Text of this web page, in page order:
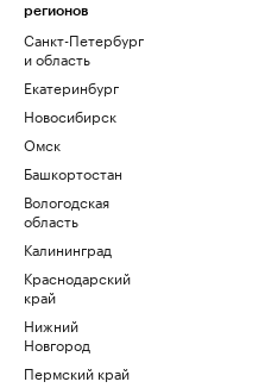
регионов
Санкт-Петербург
и область
Екатеринбург
Новосибирск
Омск
Башкортостан
Вологодская
область
Калининград
Краснодарский
край
Нижний
Новгород
Пермский край